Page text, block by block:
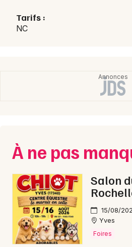
Brocantes en Nouvelle-
Newsletter des sorties
Magazine à Ribérac
Tarifs :
NC
À ne pas
Salon
15/08/
Yves
Foires